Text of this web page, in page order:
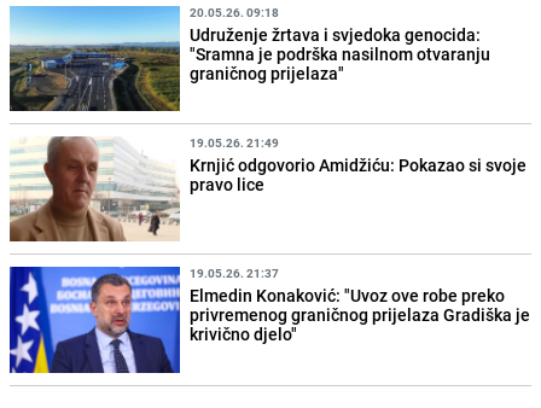
20.05.26. 09:18
Udruženje žrtava i svjedoka genocida:
"Sramna je podrška nasilnom otvaranju
graničnog prijelaza"
19.05.26. 21:49
Krnjić odgovorio Amidžiću: Pokazao si svoje
pravo lice
19.05.26. 21:37
Elmedin Konaković: "Uvoz ove robe preko
privremenog graničnog prijelaza Gradiška je
krivično djelo"